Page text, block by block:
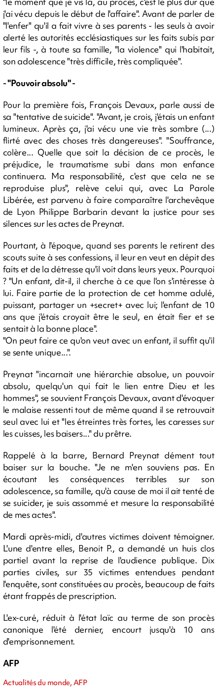
j'ai vécu depuis le début de l'affaire". Avant de parler de
"l'enfer" qu'il a fait vivre à ses parents - les seuls à avoir
alerté les autorités ecclésiastiques sur les faits subis par
leur fils -, à toute sa famille, "la violence" qui l'habitait,
son adolescence "très difficile, très compliquée".
- "Pouvoir absolu" -
Pour la première fois, François Devaux, parle aussi de
sa "tentative de suicide". "Avant, je crois, j'étais un enfant
lumineux. Après ça, j'ai vécu une vie très sombre (...)
flirté avec des choses très dangereuses". "Souffrance,
colère... Quelle que soit la décision de ce procès, le
préjudice, le traumatisme subi dans mon enfance
continuera. Ma responsabilité, c'est que cela ne se
reproduise plus", relève celui qui, avec La Parole
Libérée, est parvenu à faire comparaître l'archevêque
de Lyon Philippe Barbarin devant la justice pour ses
silences sur les actes de Preynat.
Pourtant, à l'époque, quand ses parents le retirent des
scouts suite à ses confessions, il leur en veut en dépit des
faits et de la détresse qu'il voit dans leurs yeux. Pourquoi
? "Un enfant, dit-il, il cherche à ce que l'on s'intéresse à
lui. Faire partie de la protection de cet homme adulé,
puissant, partager un +secret+ avec lui; l'enfant de 10
ans que j'étais croyait être le seul, en était fier et se
sentait à la bonne place".
"On peut faire ce qu'on veut avec un enfant, il suffit qu'il
se sente unique...".
Preynat "incarnait une hiérarchie absolue, un pouvoir
absolu, quelqu'un qui fait le lien entre Dieu et les
hommes", se souvient François Devaux, avant d'évoquer
le malaise ressenti tout de même quand il se retrouvait
seul avec lui et "les étreintes très fortes, les caresses sur
les cuisses, les baisers..." du prêtre.
Rappelé à la barre, Bernard Preynat dément tout
baiser sur la bouche. "Je ne m'en souviens pas. En
écoutant les conséquences terribles sur son
adolescence, sa famille, qu'à cause de moi il ait tenté de
se suicider, je suis assommé et mesure la responsabilité
de mes actes".
Mardi après-midi, d'autres victimes doivent témoigner.
L'une d'entre elles, Benoit P., a demandé un huis clos
partiel avant la reprise de l'audience publique. Dix
parties civiles, sur 35 victimes entendues pendant
l'enquête, sont constituées au procès, beaucoup de faits
étant frappés de prescription.
L'ex-curé, réduit à l'état laïc au terme de son procès
canonique l'été dernier, encourt jusqu'à 10 ans
d'emprisonnement.
AFP
Actualités du monde, AFP